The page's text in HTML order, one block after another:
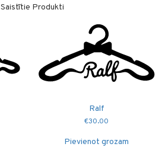
Saistītie Produkti
Ralf
€30.00
Pievienot grozam